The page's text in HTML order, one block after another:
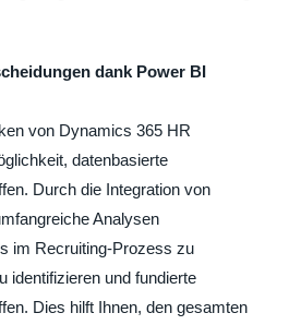
dank Power BI
von Dynamics 365 HR
datenbasierte
Durch die Integration von
Analysen
im Recruiting-Prozess zu
identifizieren und fundierte
Dies hilft Ihnen, den gesamten